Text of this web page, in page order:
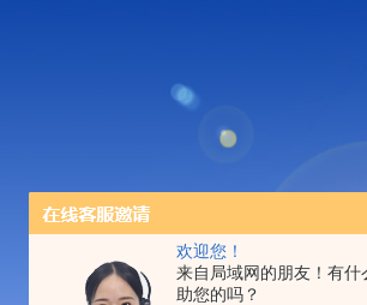
欢迎您！
来自局域网的朋友！有什
助您的吗？